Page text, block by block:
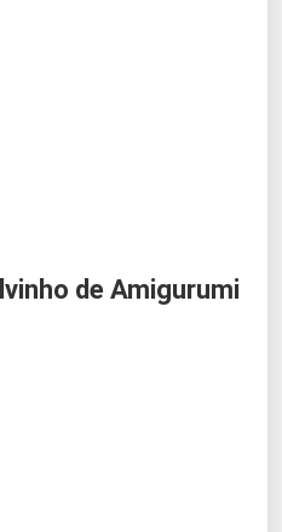
de Amigurumi